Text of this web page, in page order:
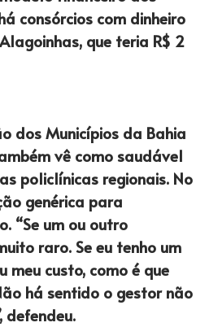
consórcios com dinheiro
que teria R$ 2
dos Municípios da Bahia
vê como saudável
policlínicas regionais. No
genérica para
“Se um ou outro
raro. Se eu tenho um
meu custo, como é que
há sentido o gestor não
defendeu.